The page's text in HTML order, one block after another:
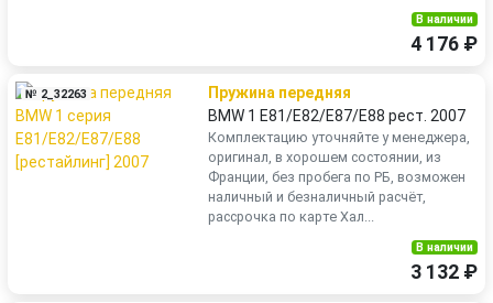
В наличии
4 176 ₽
№ 2_32263
Пружина передняя
BMW 1 E81/E82/E87/E88 рест. 2007
Комплектацию уточняйте у менеджера,
оригинал, в хорошем состоянии, из
Франции, без пробега по РБ, возможен
наличный и безналичный расчёт,
рассрочка по карте Хал...
В наличии
3 132 ₽